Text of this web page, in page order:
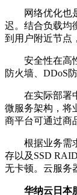
网络优化也是
迟。结合负载均
到用户附近节点
安全性在高性
防火墙、DDoS
在实际部署中
微服务架构，将
商平台可通过商
根据业务需求
存以及SSD
无卡顿。云服务
华纳云日本服